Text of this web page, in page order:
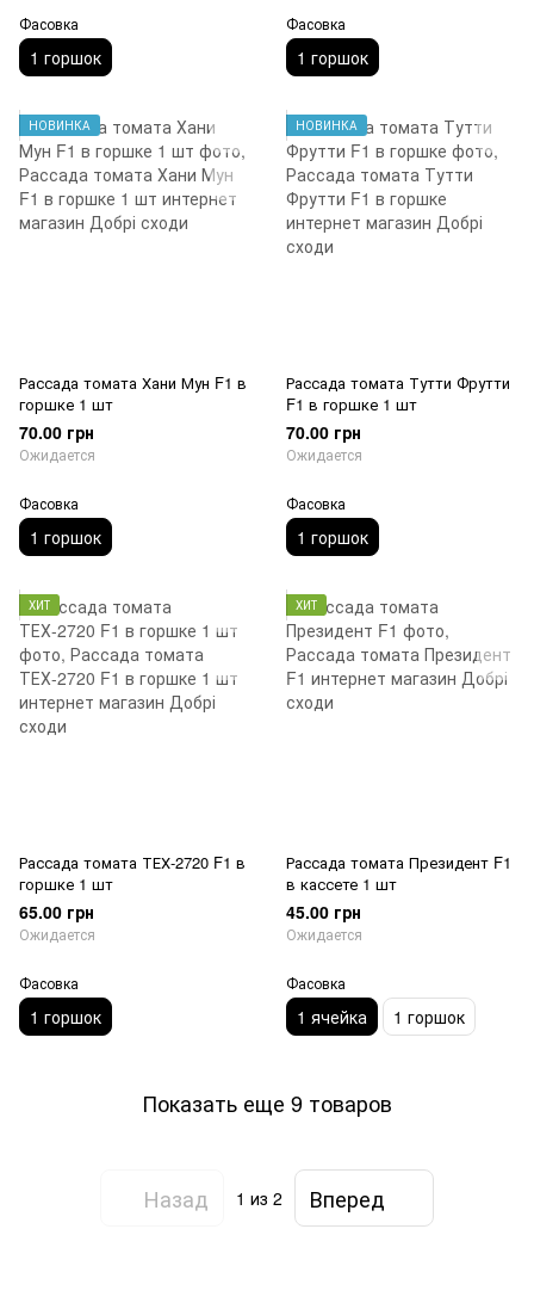
Фасовка
1 горшок
Фасовка
1 горшок
НОВИНКА
Рассада томата Хани Мун F1 в
горшке 1 шт
70.00 грн
Ожидается
Фасовка
1 горшок
НОВИНКА
Рассада томата Тутти Фрутти
F1 в горшке 1 шт
70.00 грн
Ожидается
Фасовка
1 горшок
ХИТ
Рассада томата ТЕХ-2720 F1 в
горшке 1 шт
65.00 грн
Ожидается
Фасовка
1 горшок
ХИТ
Рассада томата Президент F1
в кассете 1 шт
45.00 грн
Ожидается
Фасовка
1 ячейка 1 горшок
Показать еще 9 товаров
Назад 1 из 2 Вперед